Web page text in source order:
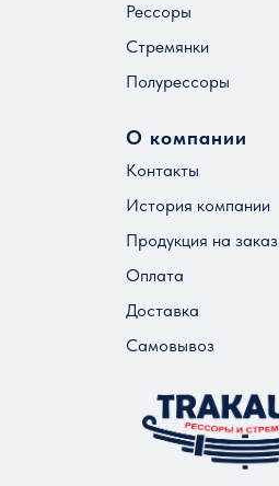
Рессоры
Стремянки
Полурессоры
О компании
Контакты
История компании
Продукция на заказ
Оплата
Доставка
Самовывоз